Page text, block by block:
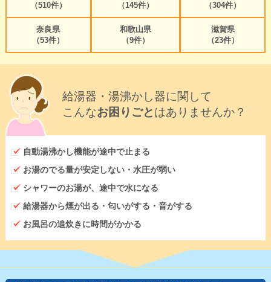
（510件）
（145件）
（304件）
奈良県
（53件）
和歌山県
（9件）
滋賀県
（23件）
給湯器・湯沸かし器に関して
こんなお困りごとはありませんか？
自動湯沸かし機能が途中で止まる
お湯のでる量が安定しない・水圧が弱い
シャワーのお湯が、途中で水になる
給湯器から煙が出る・匂いがする・音がする
お風呂の追炊きに時間がかかる